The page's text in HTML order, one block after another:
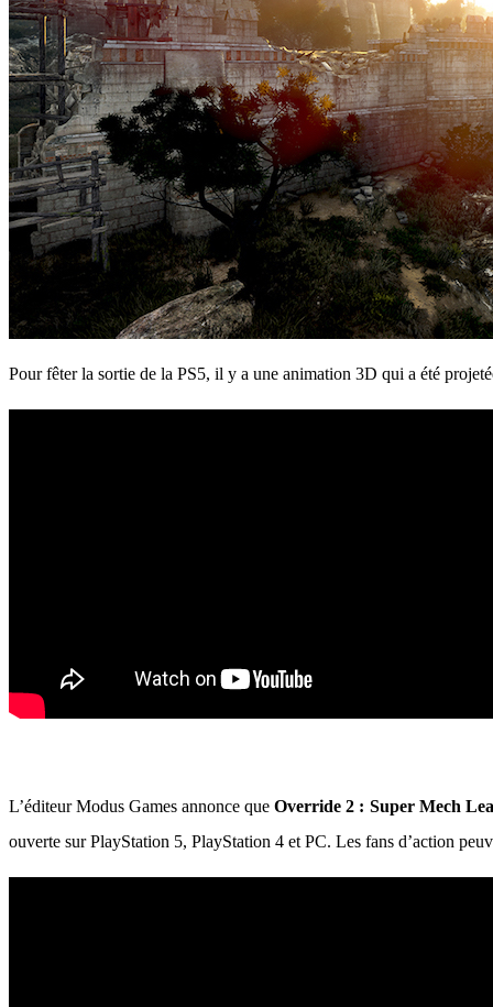
Pour fêter la sortie de la PS5, il y a une animation 3D qui a été
L’éditeur Modus Games annonce queOverride 2 : Super Mech
ouverte sur PlayStation 5, PlayStation 4 et PC. Les fans d’action